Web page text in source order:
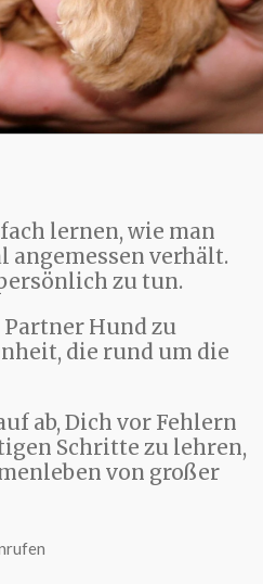
lernen, wie man
angemessen verhält.
zu tun.
Hund zu
die rund um die
ab, Dich vor Fehlern
Schritte zu lehren,
von großer